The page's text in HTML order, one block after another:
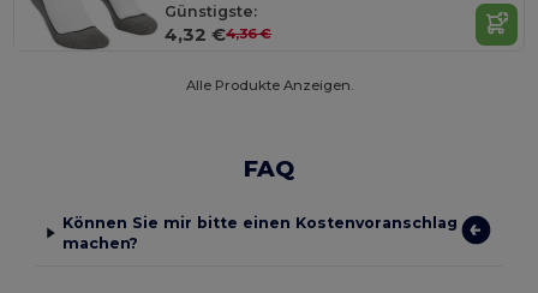
Günstigste:
4,32 €4,36 €
Alle Produkte Anzeigen.
FAQ
Können Sie mir bitte einen Kostenvoranschlag
machen?